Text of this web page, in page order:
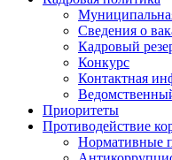
Сведения о
Кадровый
Конкурс
Контактная
Приоритеты
Противодействие
Нормативные